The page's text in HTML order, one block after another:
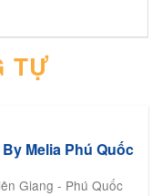
TỰ
Melia Phú Quốc
Giang - Phú Quốc